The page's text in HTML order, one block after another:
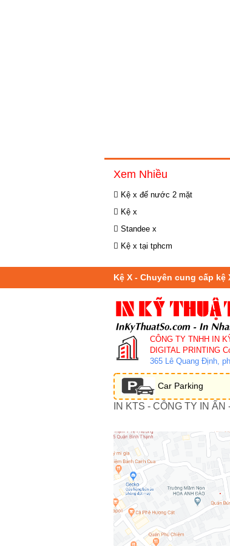
Xem Nhiều
Kệ x đế nước 2 mặt
Kệ x
Standee x
Kệ x tại tphcm
Kệ X - Chuyên cung cấp
CÔNG TY TNHH IN
DIGITAL PRINTING
365 Lê Quang Định,
Car Parking
IN KTS - CÔNG TY IN